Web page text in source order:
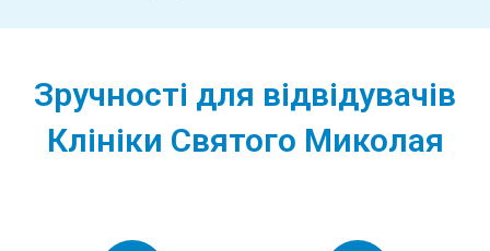
Зручності для відвідувачів
Клініки Святого Миколая